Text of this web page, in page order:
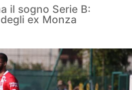
il sogno Serie B:
ex Monza